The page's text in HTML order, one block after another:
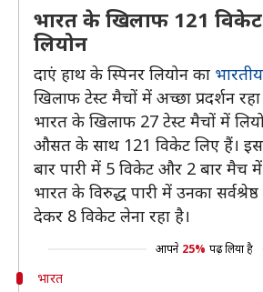
भारत के खिलाफ 121
लियोन
दाएं हाथ के स्पिनर लियोन का
खिलाफ टेस्ट मैचों में अच्छा प्रदर्शन रहा
भारत के खिलाफ 27 टेस्ट मैचों में
औसत के साथ 121 विकेट लिए हैं। इस
बार पारी में 5 विकेट और 2 बार मैच
भारत के विरुद्ध पारी में उनका
देकर 8 विकेट लेना रहा है।
आपने 25% पढ़ लिया है
भारत